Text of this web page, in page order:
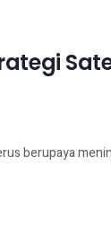
berupaya